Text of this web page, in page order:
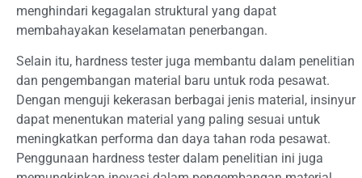
menghindari kegagalan struktural yang dapat
membahayakan keselamatan penerbangan.
Selain itu, hardness tester juga membantu dalam penelitian
dan pengembangan material baru untuk roda pesawat.
Dengan menguji kekerasan berbagai jenis material, insinyur
dapat menentukan material yang paling sesuai untuk
meningkatkan performa dan daya tahan roda pesawat.
Penggunaan hardness tester dalam penelitian ini juga